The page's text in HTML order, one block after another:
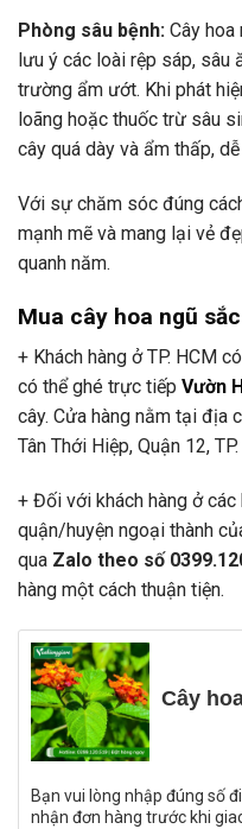
Phòng sâu bệnh: Cây
lưu ý các loài rệp sáp,
trường ẩm ướt. Khi phát
loãng hoặc thuốc trừ sâu
cây quá dày và ẩm thấp,
Với sự chăm sóc đúng
mạnh mẽ và mang lại vẻ
quanh năm.
Mua cây hoa ngũ
+ Khách hàng ở TP. HCM
có thể ghé trực tiếp Vườn
cây. Cửa hàng nằm tại địa
Tân Thới Hiệp, Quận 12,
+ Đối với khách hàng ở
quận/huyện ngoại thành
qua Zalo theo số
hàng một cách thuận tiện.
Cây
Bạn vui lòng nhập đúng số
nhận đơn hàng trước khi